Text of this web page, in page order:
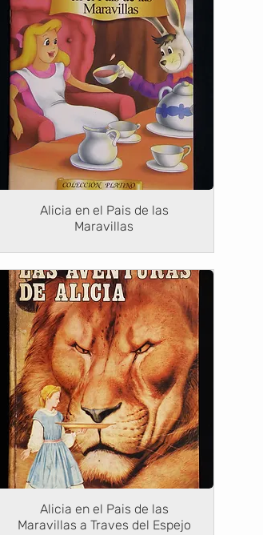
Alicia en el Pais de las
Maravillas
Alicia en el Pais de las
Maravillas a Traves del Espejo